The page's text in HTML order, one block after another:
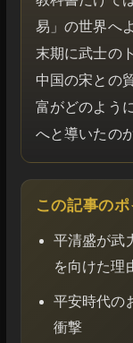
易」の世界へ
末期に武士の
中国の宋との
富がどのよう
へと導いたの
この記事のポ
平清盛が武
を向けた理
平安時代の
衝撃